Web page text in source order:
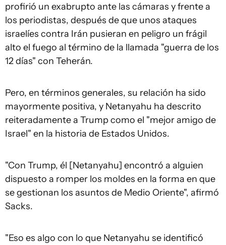
profirió un exabrupto ante las cámaras y frente a
los periodistas, después de que unos ataques
israelíes contra Irán pusieran en peligro un frágil
alto el fuego al término de la llamada "guerra de los
12 días" con Teherán.
Pero, en términos generales, su relación ha sido
mayormente positiva, y Netanyahu ha descrito
reiteradamente a Trump como el "mejor amigo de
Israel" en la historia de Estados Unidos.
"Con Trump, él [Netanyahu] encontró a alguien
dispuesto a romper los moldes en la forma en que
se gestionan los asuntos de Medio Oriente", afirmó
Sacks.
"Eso es algo con lo que Netanyahu se identificó